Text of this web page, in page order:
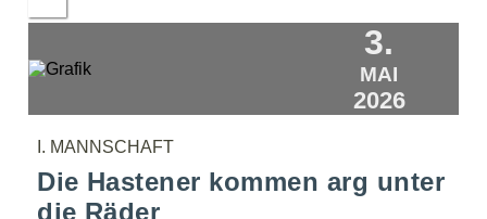
3.
MAI
2026
I. MANNSCHAFT
Die Hastener kommen arg unter
die Räder